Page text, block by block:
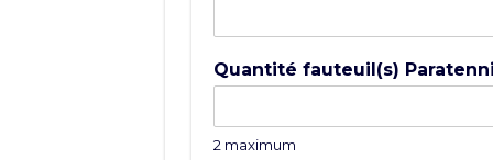
Quantité fauteuil(s)
2 maximum